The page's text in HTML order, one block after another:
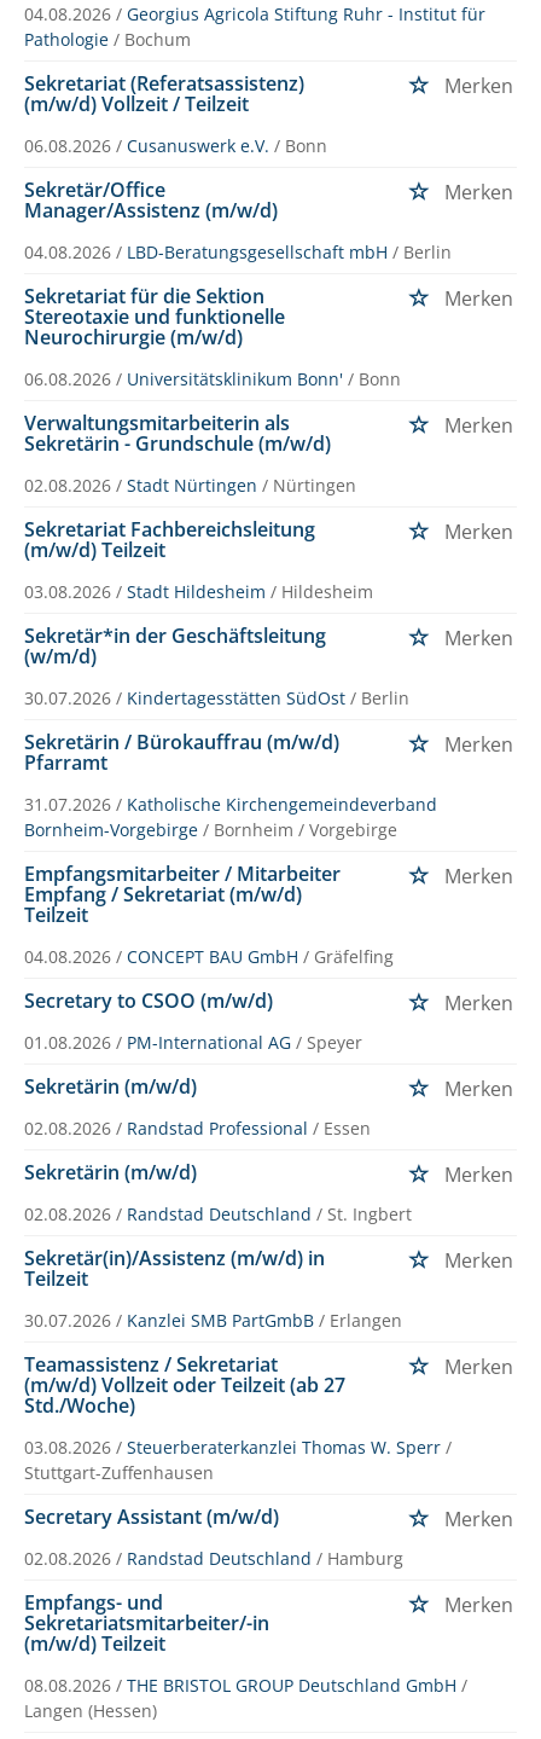
04.08.2026 / Georgius Agricola Stiftung Ruhr - Institut für
Pathologie / Bochum
Sekretariat (Referatsassistenz)
(m/w/d) Vollzeit / Teilzeit
Merken
06.08.2026 / Cusanuswerk e.V. / Bonn
Sekretär/Office
Manager/Assistenz (m/w/d)
Merken
04.08.2026 / LBD-Beratungsgesellschaft mbH / Berlin
Sekretariat für die Sektion
Stereotaxie und funktionelle
Neurochirurgie (m/w/d)
Merken
06.08.2026 / Universitätsklinikum Bonn' / Bonn
Verwaltungsmitarbeiterin als
Sekretärin - Grundschule (m/w/d)
Merken
02.08.2026 / Stadt Nürtingen / Nürtingen
Sekretariat Fachbereichsleitung
(m/w/d) Teilzeit
Merken
03.08.2026 / Stadt Hildesheim / Hildesheim
Sekretär*in der Geschäftsleitung
(w/m/d)
Merken
30.07.2026 / Kindertagesstätten SüdOst / Berlin
Sekretärin / Bürokauffrau (m/w/d)
Pfarramt
Merken
31.07.2026 / Katholische Kirchengemeindeverband
Bornheim-Vorgebirge / Bornheim / Vorgebirge
Empfangsmitarbeiter / Mitarbeiter
Empfang / Sekretariat (m/w/d)
Teilzeit
Merken
04.08.2026 / CONCEPT BAU GmbH / Gräfelfing
Secretary to CSOO (m/w/d) Merken
01.08.2026 / PM-International AG / Speyer
Sekretärin (m/w/d) Merken
02.08.2026 / Randstad Professional / Essen
Sekretärin (m/w/d) Merken
02.08.2026 / Randstad Deutschland / St. Ingbert
Sekretär(in)/Assistenz (m/w/d) in
Teilzeit
Merken
30.07.2026 / Kanzlei SMB PartGmbB / Erlangen
Teamassistenz / Sekretariat
(m/w/d) Vollzeit oder Teilzeit (ab 27
Std./Woche)
Merken
03.08.2026 / Steuerberaterkanzlei Thomas W. Sperr /
Stuttgart-Zuffenhausen
Secretary Assistant (m/w/d) Merken
02.08.2026 / Randstad Deutschland / Hamburg
Empfangs- und
Sekretariatsmitarbeiter/-in
(m/w/d) Teilzeit
Merken
08.08.2026 / THE BRISTOL GROUP Deutschland GmbH /
Langen (Hessen)